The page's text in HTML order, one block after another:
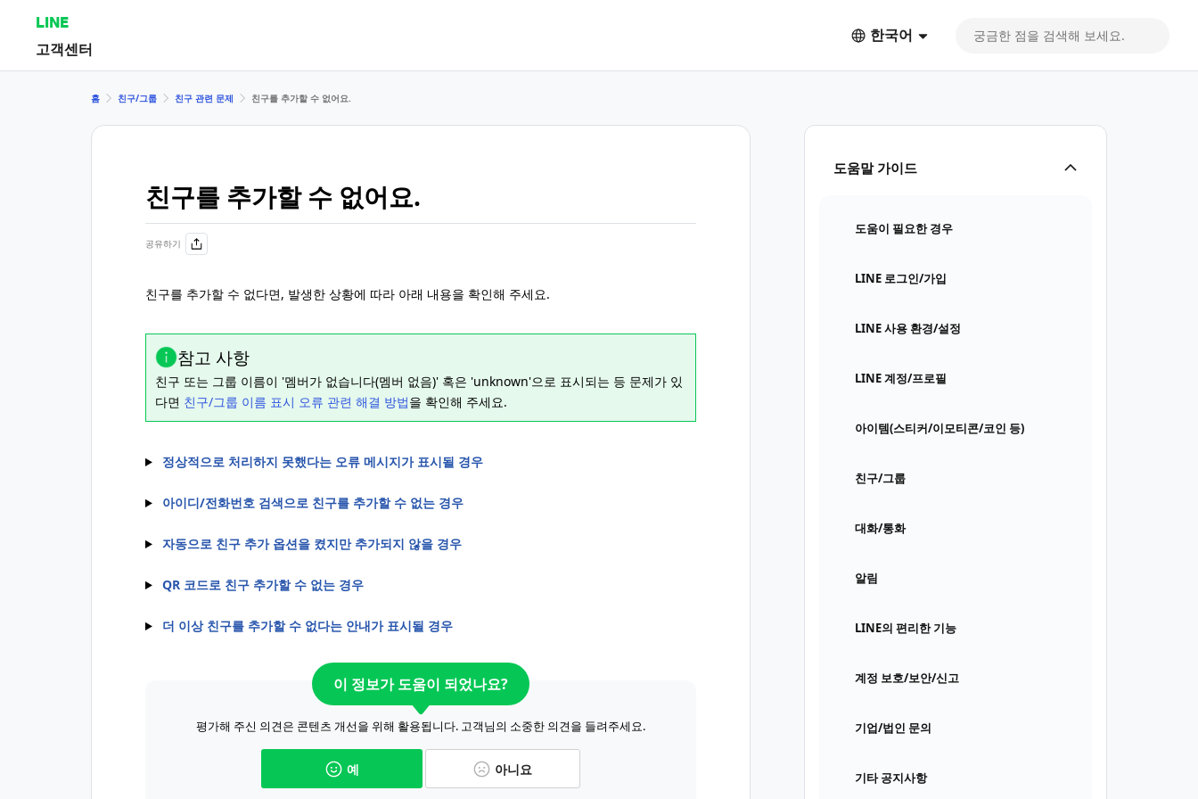
LINE
고객센터
한국어
도움말 가이드
도움이 필요한 경우
LINE 로그인/가입
LINE 사용 환경/설정
LINE 계정/프로필
아이템(스티커/이모티콘/코인 등)
친구/그룹
대화/통화
알림
LINE의 편리한 기능
계정 보호/보안/신고
기업/법인 문의
기타 공지사항
홈 친구/그룹 친구 관련 문제 친구를 추가할 수 없어요.
친구를 추가할 수 없어요.
공유하기
친구를 추가할 수 없다면, 발생한 상황에 따라 아래 내용을 확인해 주세요.
참고 사항
친구 또는 그룹 이름이 '멤버가 없습니다(멤버 없음)' 혹은 'unknown'으로 표시되는 등 문제가 있
다면 친구/그룹 이름 표시 오류 관련 해결 방법을 확인해 주세요.
정상적으로 처리하지 못했다는 오류 메시지가 표시될 경우
아이디/전화번호 검색으로 친구를 추가할 수 없는 경우
자동으로 친구 추가 옵션을 켰지만 추가되지 않을 경우
QR 코드로 친구 추가할 수 없는 경우
더 이상 친구를 추가할 수 없다는 안내가 표시될 경우
이 정보가 도움이 되었나요?
평가해 주신 의견은 콘텐츠 개선을 위해 활용됩니다. 고객님의 소중한 의견을 들려주세요.
예 아니요